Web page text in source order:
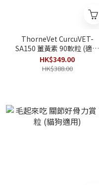
ThorneVet CurcuVET-
SA150 薑黃素 90軟粒 (適合
中/大型犬)
HK$349.00
HK$388.00